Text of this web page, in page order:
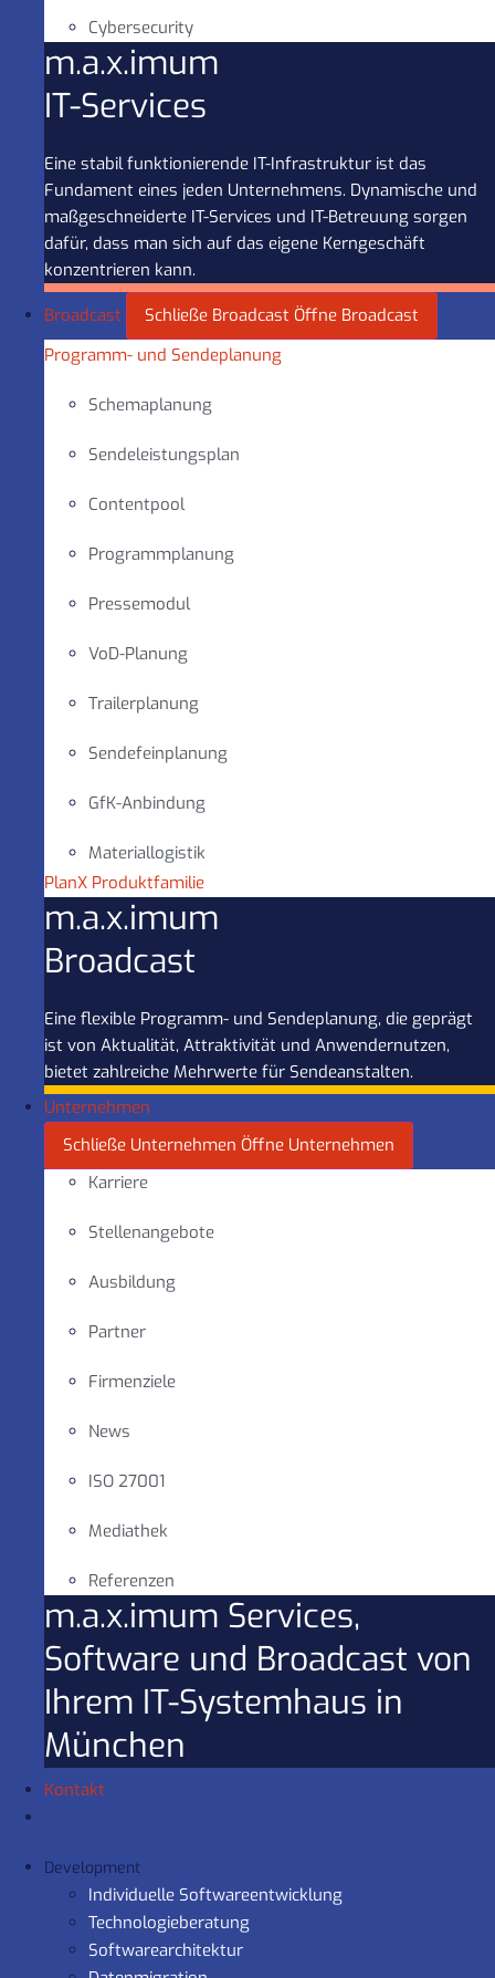
Cybersecurity
m.a.x.imum
IT-Services
Eine stabil funktionierende IT-Infrastruktur ist das
Fundament eines jeden Unternehmens. Dynamische und
maßgeschneiderte IT-Services und IT-Betreuung sorgen
dafür, dass man sich auf das eigene Kerngeschäft
konzentrieren kann.
Broadcast Schließe Broadcast Öffne Broadcast
Programm- und Sendeplanung
Schemaplanung
Sendeleistungsplan
Contentpool
Programmplanung
Pressemodul
VoD-Planung
Trailerplanung
Sendefeinplanung
GfK-Anbindung
Materiallogistik
PlanX Produktfamilie
m.a.x.imum
Broadcast
Eine flexible Programm- und Sendeplanung, die geprägt
ist von Aktualität, Attraktivität und Anwendernutzen,
bietet zahlreiche Mehrwerte für Sendeanstalten.
Unternehmen
Schließe Unternehmen Öffne Unternehmen
Karriere
Stellenangebote
Ausbildung
Partner
Firmenziele
News
ISO 27001
Mediathek
Referenzen
m.a.x.imum Services,
Software und Broadcast von
Ihrem IT-Systemhaus in
München
Kontakt
Development
Individuelle Softwareentwicklung
Technologieberatung
Softwarearchitektur